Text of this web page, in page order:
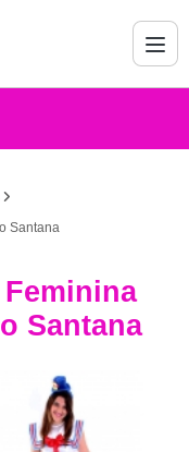
Santana
Santana